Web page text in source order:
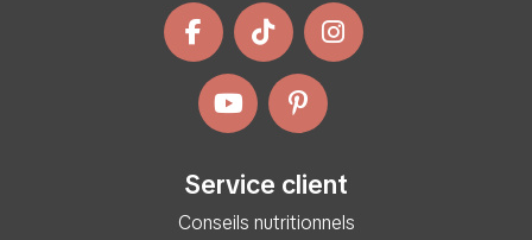
Service client
Conseils nutritionnels